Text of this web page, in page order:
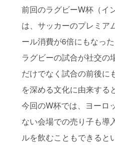
前回のラグビーW杯（イ
は、サッカーのプレミア
ール消費が6倍にもなった
ラグビーの試合が社交の
だけでなく試合の前後に
を深める文化に由来する
今回のW杯では、ヨーロ
ない会場での売り子も導
ルを飲むこともできると